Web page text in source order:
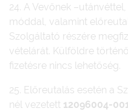
24. A Vevőnek
móddal, valamint
Szolgáltató részére
vételárát. Külföldre
fizetésre nincs lehetőség.
25. Előreutalás esetén a
nél vezetett 12096004-